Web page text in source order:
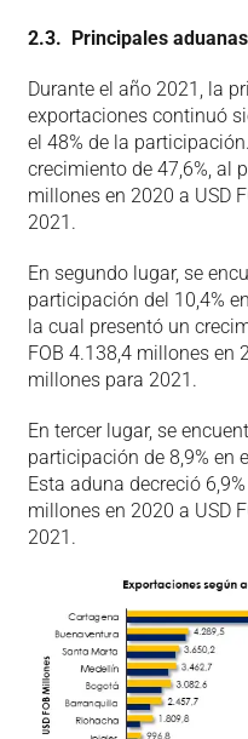
2.3. Principales
Durante el año 2021, la
exportaciones continuó
el 48% de la
crecimiento de 47,6%, al
millones en 2020 a USD
2021.
En segundo lugar, se
participación del 10,4%
la cual presentó un
FOB 4.138,4 millones en
millones para 2021.
En tercer lugar, se
participación de 8,9% en
Esta aduna decreció
millones en 2020 a USD
2021.